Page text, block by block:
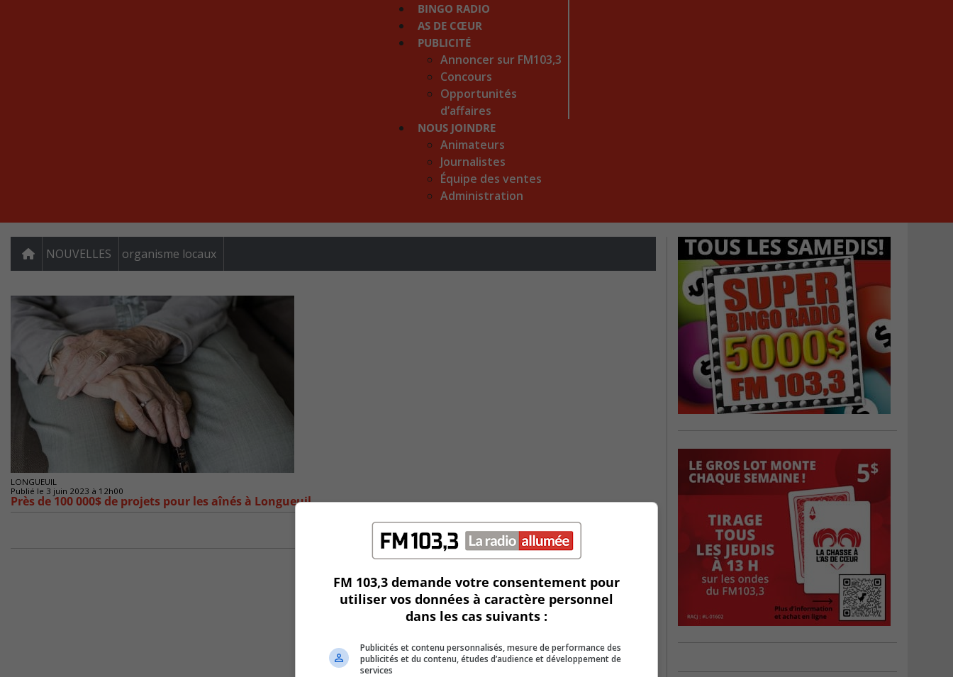
BINGO RADIO
AS DE CŒUR
PUBLICITÉ
Annoncer sur FM103,3
Concours
Opportunités
d’affaires
NOUS JOINDRE
Animateurs
Journalistes
Équipe des ventes
Administration
NOUVELLES organisme locaux
LONGUEUIL
Publié le 3 juin 2023 à 12h00
Près de 100 000$ de projets pour les aînés à Longueuil
FM 103,3 demande votre consentement pour
utiliser vos données à caractère personnel
dans les cas suivants :
Publicités et contenu personnalisés, mesure de performance des
publicités et du contenu, études d’audience et développement de
services